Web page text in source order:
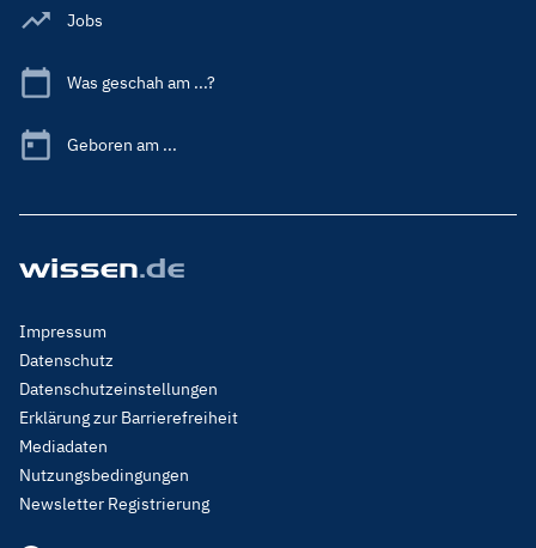
Jobs
Was geschah am ...?
Geboren am ...
Footer
Menu
Legal
Impressum
Datenschutz
Datenschutzeinstellungen
Erklärung zur Barrierefreiheit
Mediadaten
Nutzungsbedingungen
Newsletter Registrierung